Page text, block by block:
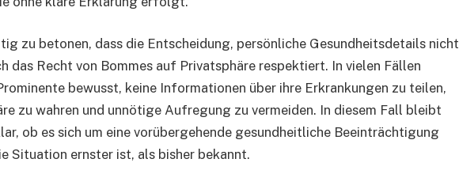
zu betonen, dass die Entscheidung, persönliche Gesundheitsdetails nicht
das Recht von Bommes auf Privatsphäre respektiert. In vielen Fällen
bewusst, keine Informationen über ihre Erkrankungen zu teilen,
zu wahren und unnötige Aufregung zu vermeiden. In diesem Fall bleibt
ob es sich um eine vorübergehende gesundheitliche Beeinträchtigung
Situation ernster ist, als bisher bekannt.